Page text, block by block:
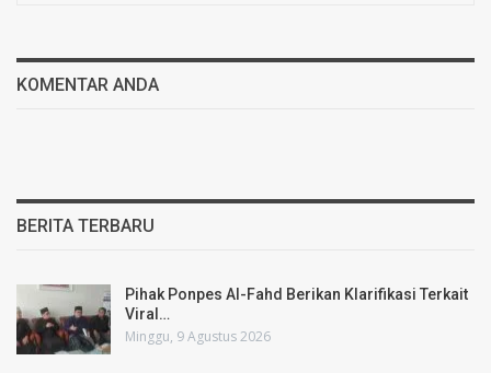
KOMENTAR ANDA
BERITA TERBARU
Pihak Ponpes Al-Fahd Berikan Klarifikasi Terkait
Viral…
Minggu, 9 Agustus 2026